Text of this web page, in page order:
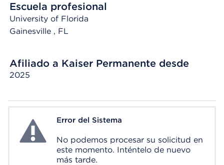
Escuela profesional
University of Florida
Gainesville , FL
Afiliado a Kaiser Permanente desde
2025
System ErrorError del Sistema
No podemos procesar su solicitud en
este momento. Inténtelo de nuevo
más tarde.